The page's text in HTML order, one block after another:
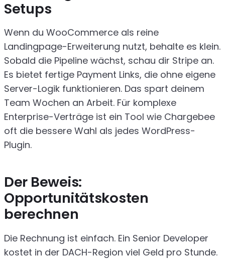
Setups
Wenn du WooCommerce als reine
Landingpage-Erweiterung nutzt, behalte es klein.
Sobald die Pipeline wächst, schau dir Stripe an.
Es bietet fertige Payment Links, die ohne eigene
Server-Logik funktionieren. Das spart deinem
Team Wochen an Arbeit. Für komplexe
Enterprise-Verträge ist ein Tool wie Chargebee
oft die bessere Wahl als jedes WordPress-
Plugin.
Der Beweis:
Opportunitätskosten
berechnen
Die Rechnung ist einfach. Ein Senior Developer
kostet in der DACH-Region viel Geld pro Stunde.